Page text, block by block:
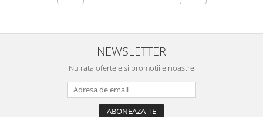
NEWSLETTER
Nu rata ofertele si promotiile noastre